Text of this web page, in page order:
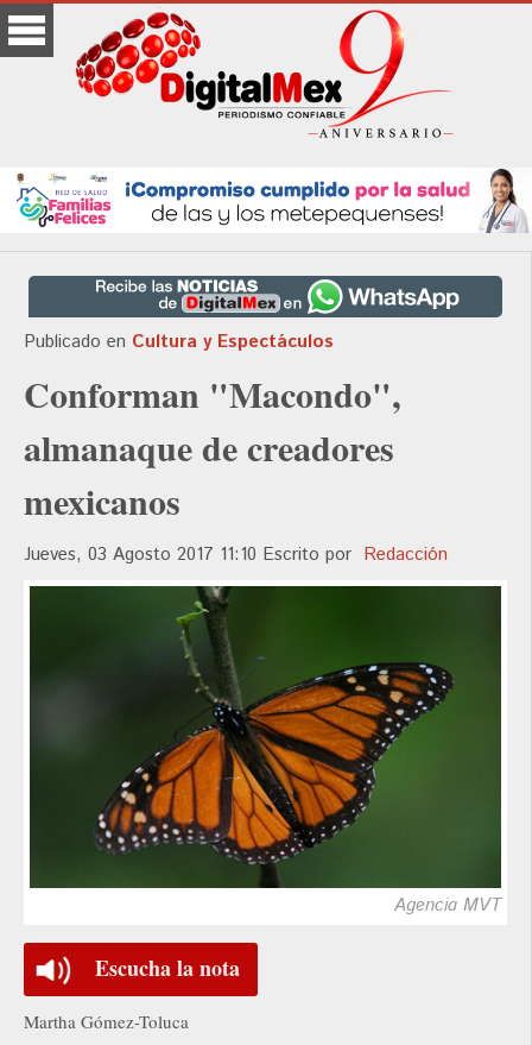
Publicado en Cultura y Espectáculos
Conforman "Macondo",
almanaque de creadores
mexicanos
Jueves, 03 Agosto 2017 11:10 Escrito por Redacción
Agencia MVT
Escucha la nota
Martha Gómez-Toluca